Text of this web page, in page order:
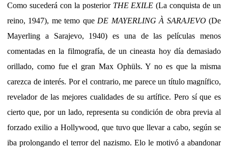
Como sucederá con la posterior THE EXILE (La conquista de un
reino, 1947), me temo que DE MAYERLING À SARAJEVO(De
Mayerling a Sarajevo, 1940) es una de las películas menos
comentadas en la filmografía, de un cineasta hoy día demasiado
orillado, como fue el gran Max Ophüls. Y no es que la misma
carezca de interés. Por el contrario, me parece un título magnífico,
revelador de las mejores cualidades de su artífice. Pero sí que es
cierto que, por un lado, representa su condición de obra previa al
forzado exilio a Hollywood, que tuvo que llevar a cabo, según se
iba prolongando el terror del nazismo. Elo le motivó a abandonar